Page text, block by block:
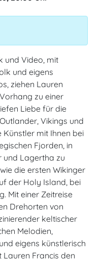
und Video, mit
und eigens
ziehen Lauren
zu einer
Liebe für die
Vikings und
mit Ihnen bei
Fjorden, in
und Lagertha zu
die ersten Wikinger
der Holy Island, bei
Mit einer Zeitreise
Drehorten von
keltischer
Melodien,
eigens künstlerisch
Francis den